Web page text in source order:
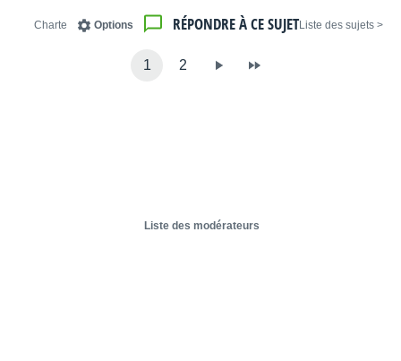
< Liste des sujets
RÉPONDRE À CE SUJET
Options
Charte
1 2
Liste des modérateurs